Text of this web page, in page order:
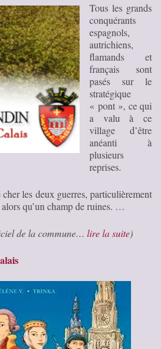
Tous les grands
conquérants
espagnols,
autrichiens,
flamands et
français sont
pasés sur le
stratégique
« pont », ce qui
a valu à ce
village d’être
anéanti à
plusieurs
reprises.
les deux guerres, particulièrement
qu’un champ de ruines. …
de la commune… lire la suite)